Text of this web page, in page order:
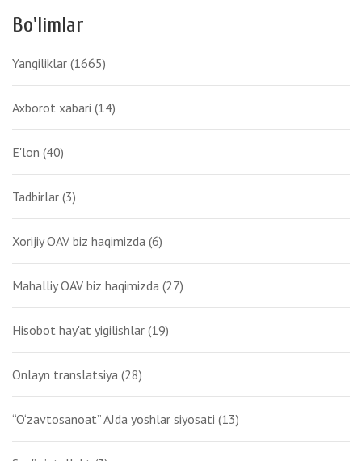
Bo'limlar
Yangiliklar (1665)
Axborot xabari (14)
E'lon (40)
Tadbirlar (3)
Xorijiy OAV biz haqimizda (6)
Mahalliy OAV biz haqimizda (27)
Hisobot hay'at yigilishlar (19)
Onlayn translatsiya (28)
“O‘zavtosanoat” AJda yoshlar siyosati (13)